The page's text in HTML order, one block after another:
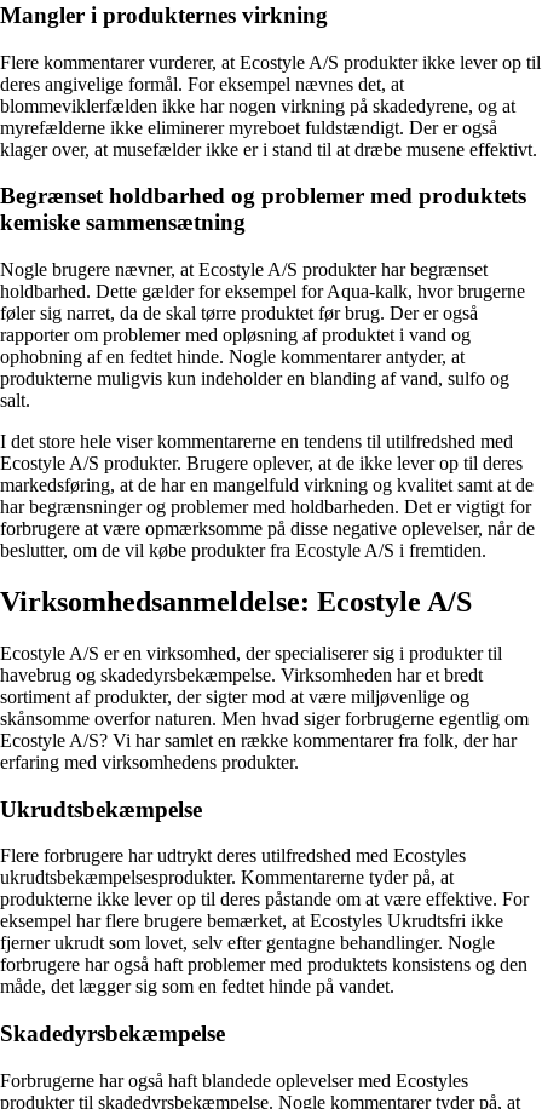
Mangler i produkternes virkning
Flere kommentarer vurderer, at Ecostyle A/S produkter ikke lever op til
deres angivelige formål. For eksempel nævnes det, at
blommeviklerfælden ikke har nogen virkning på skadedyrene, og at
myrefælderne ikke eliminerer myreboet fuldstændigt. Der er også
klager over, at musefælder ikke er i stand til at dræbe musene effektivt.
Begrænset holdbarhed og problemer med produktets
kemiske sammensætning
Nogle brugere nævner, at Ecostyle A/S produkter har begrænset
holdbarhed. Dette gælder for eksempel for Aqua-kalk, hvor brugerne
føler sig narret, da de skal tørre produktet før brug. Der er også
rapporter om problemer med opløsning af produktet i vand og
ophobning af en fedtet hinde. Nogle kommentarer antyder, at
produkterne muligvis kun indeholder en blanding af vand, sulfo og
salt.
I det store hele viser kommentarerne en tendens til utilfredshed med
Ecostyle A/S produkter. Brugere oplever, at de ikke lever op til deres
markedsføring, at de har en mangelfuld virkning og kvalitet samt at de
har begrænsninger og problemer med holdbarheden. Det er vigtigt for
forbrugere at være opmærksomme på disse negative oplevelser, når de
beslutter, om de vil købe produkter fra Ecostyle A/S i fremtiden.
Virksomhedsanmeldelse: Ecostyle A/S
Ecostyle A/S er en virksomhed, der specialiserer sig i produkter til
havebrug og skadedyrsbekæmpelse. Virksomheden har et bredt
sortiment af produkter, der sigter mod at være miljøvenlige og
skånsomme overfor naturen. Men hvad siger forbrugerne egentlig om
Ecostyle A/S? Vi har samlet en række kommentarer fra folk, der har
erfaring med virksomhedens produkter.
Ukrudtsbekæmpelse
Flere forbrugere har udtrykt deres utilfredshed med Ecostyles
ukrudtsbekæmpelsesprodukter. Kommentarerne tyder på, at
produkterne ikke lever op til deres påstande om at være effektive. For
eksempel har flere brugere bemærket, at Ecostyles Ukrudtsfri ikke
fjerner ukrudt som lovet, selv efter gentagne behandlinger. Nogle
forbrugere har også haft problemer med produktets konsistens og den
måde, det lægger sig som en fedtet hinde på vandet.
Skadedyrsbekæmpelse
Forbrugerne har også haft blandede oplevelser med Ecostyles
produkter til skadedyrsbekæmpelse. Nogle kommentarer tyder på, at